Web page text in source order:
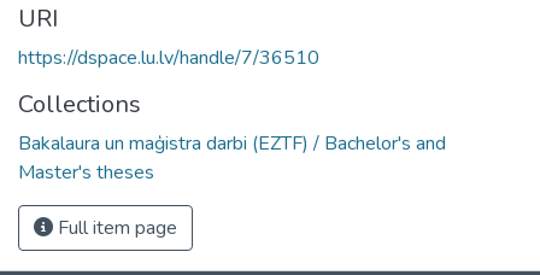
URI
https://dspace.lu.lv/handle/7/36510
Collections
Bakalaura un maģistra darbi (EZTF) / Bachelor's and
Master's theses
Full item page